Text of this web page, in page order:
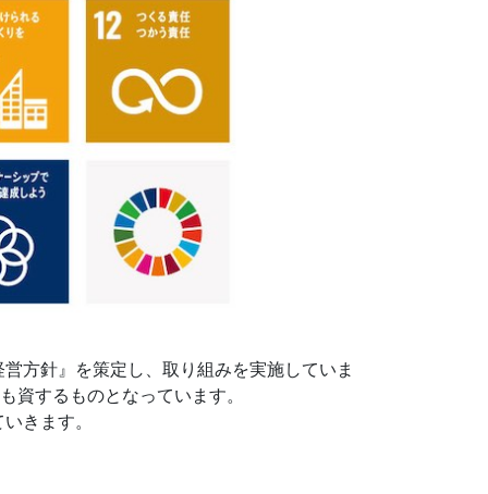
方針』を策定し、取り組みを実施していま
資するものとなっています。
きます。